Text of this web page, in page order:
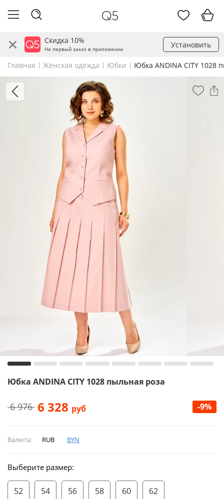
Скидка 10%
На первый заказ в приложении Установить
Главная Женская одежда Юбки Юбка ANDINA CITY 1028
Юбка ANDINA CITY 1028 пыльная роза
6 976 6 328 руб -9%
Валюта: RUB BYN
Выберите размер:
52 54 56 58 60 62